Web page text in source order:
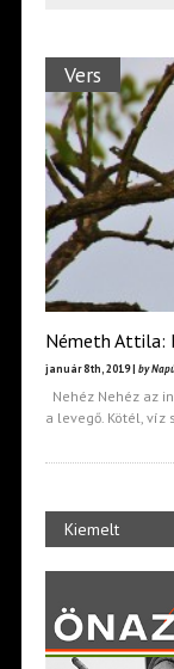
Vers
Németh Attila:
január 8th, 2019 | by
Nehéz Nehéz az
a levegő. Kötél, víz
Kiemelt